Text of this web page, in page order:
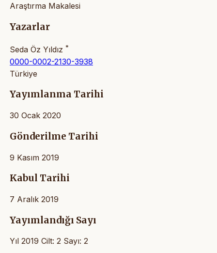
Araştırma Makalesi
Yazarlar
Seda Öz Yıldız *
0000-0002-2130-3938
Türkiye
Yayımlanma Tarihi
30 Ocak 2020
Gönderilme Tarihi
9 Kasım 2019
Kabul Tarihi
7 Aralık 2019
Yayımlandığı Sayı
Yıl 2019 Cilt: 2 Sayı: 2